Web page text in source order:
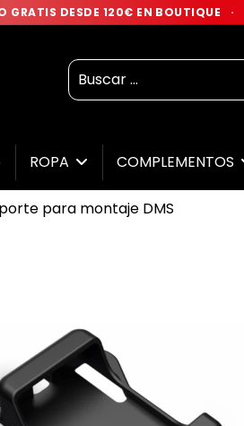
GRATIS DESDE 120€ EN BOUTIQUE ·
ROPA COMPLEMENTOS
para montaje DMS